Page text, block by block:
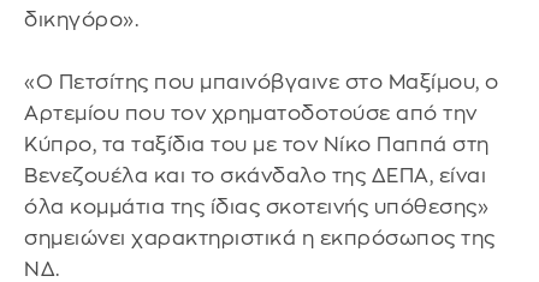
δικηγόρο».
«Ο Πετσίτης που μπαινόβγαινε στο Μαξίμου, ο
Αρτεμίου που τον χρηματοδοτούσε από την
Κύπρο, τα ταξίδια του με τον Νίκο Παππά στη
Βενεζουέλα και το σκάνδαλο της ΔΕΠΑ, είναι
όλα κομμάτια της ίδιας σκοτεινής υπόθεσης»
σημειώνει χαρακτηριστικά η εκπρόσωπος της
ΝΔ.